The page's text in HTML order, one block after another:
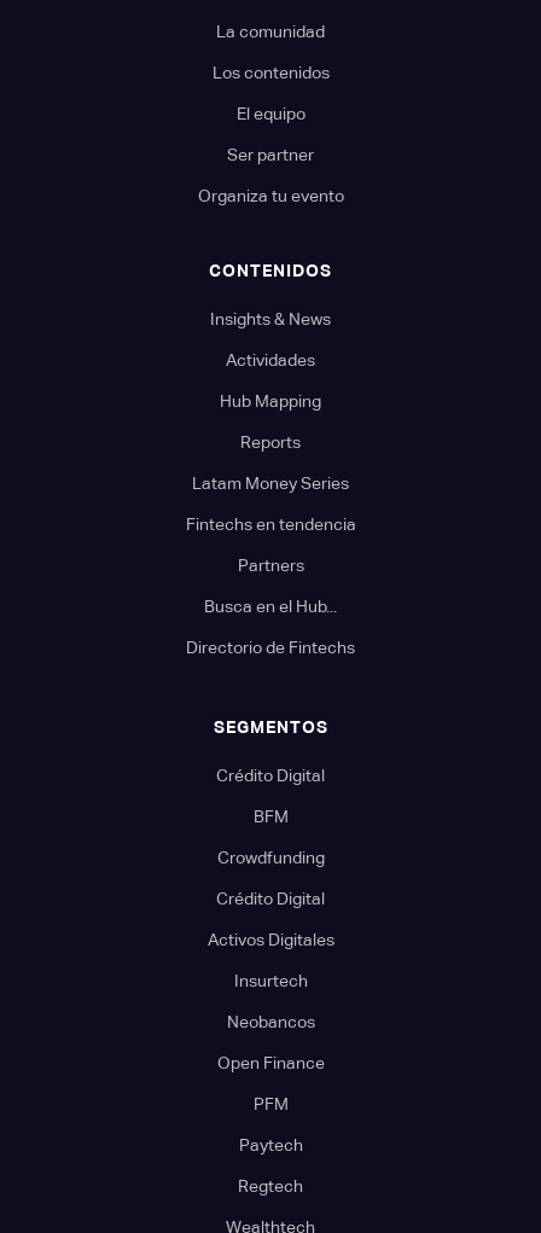
La comunidad
Los contenidos
El equipo
Ser partner
Organiza tu evento
CONTENIDOS
Insights & News
Actividades
Hub Mapping
Reports
Latam Money Series
Fintechs en tendencia
Partners
Busca en el Hub...
Directorio de Fintechs
SEGMENTOS
Crédito Digital
BFM
Crowdfunding
Crédito Digital
Activos Digitales
Insurtech
Neobancos
Open Finance
PFM
Paytech
Regtech
Wealthtech